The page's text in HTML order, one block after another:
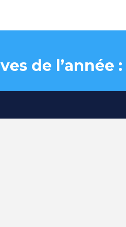
de l’année :